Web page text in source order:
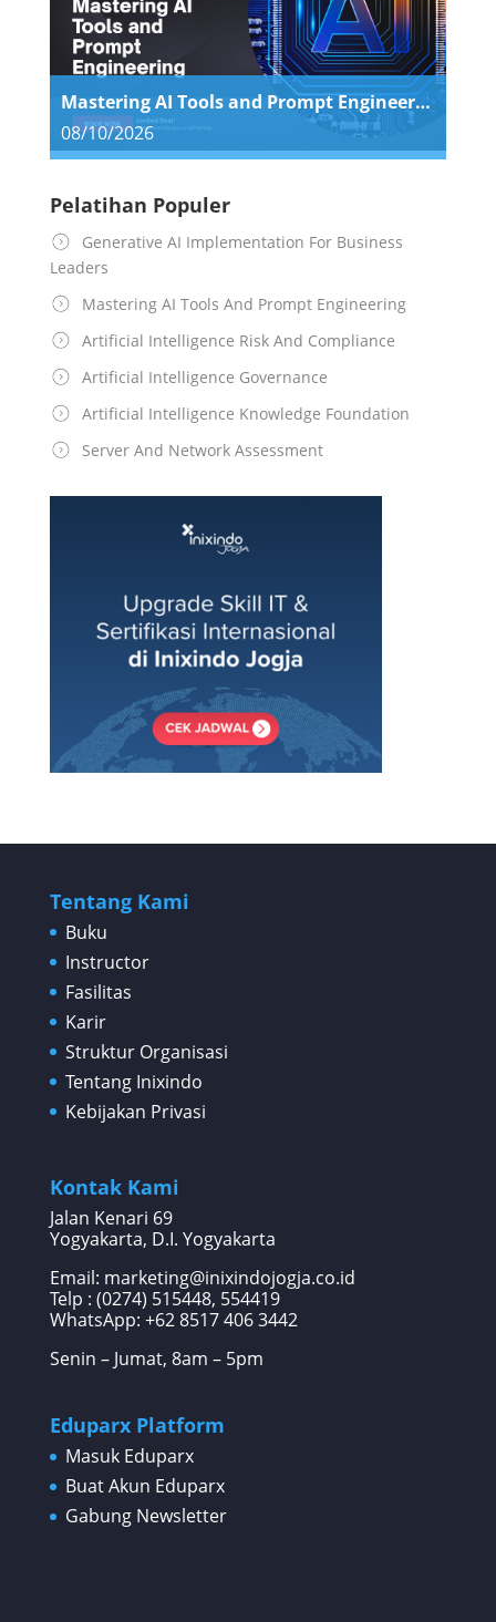
Mastering AI Tools and Prompt Engineering
08/10/2026
Pelatihan Populer
Generative AI Implementation For Business
Leaders
Mastering AI Tools And Prompt Engineering
Artificial Intelligence Risk And Compliance
Artificial Intelligence Governance
Artificial Intelligence Knowledge Foundation
Server And Network Assessment
Tentang Kami
Buku
Instructor
Fasilitas
Karir
Struktur Organisasi
Tentang Inixindo
Kebijakan Privasi
Kontak Kami
Jalan Kenari 69
Yogyakarta, D.I. Yogyakarta
Email: marketing@inixindojogja.co.id
Telp : (0274) 515448, 554419
WhatsApp: +62 8517 406 3442
Senin – Jumat, 8am – 5pm
Eduparx Platform
Masuk Eduparx
Buat Akun Eduparx
Gabung Newsletter